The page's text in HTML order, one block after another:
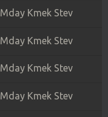
Kmek Stev
Kmek Stev
Kmek Stev
Kmek Stev